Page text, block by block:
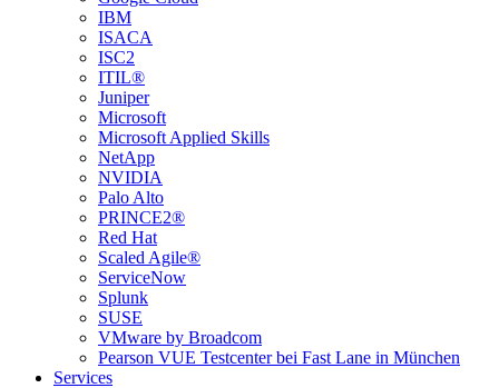
IBM
ISACA
ISC2
ITIL®
Juniper
Microsoft
Microsoft Applied Skills
NetApp
NVIDIA
Palo Alto
PRINCE2®
Red Hat
Scaled Agile®
ServiceNow
Splunk
SUSE
VMware by Broadcom
Pearson VUE Testcenter bei Fast Lane in München
Services